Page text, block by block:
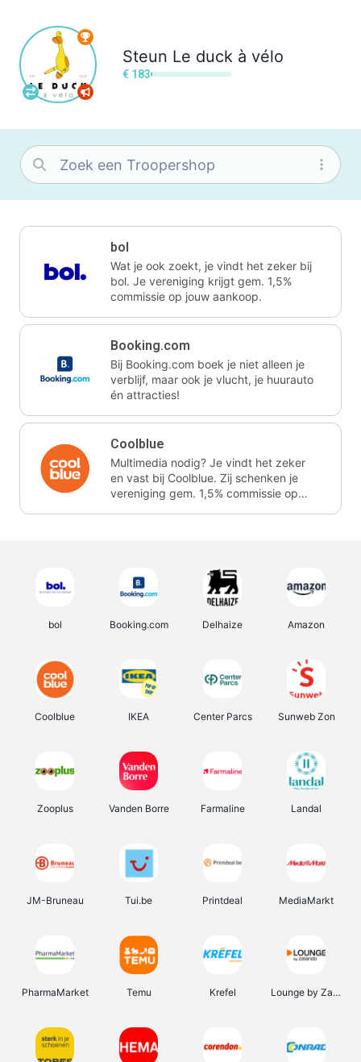
Steun Le duck à vélo
€ 183
bol
Wat je ook zoekt, je vindt het zeker bij
bol. Je vereniging krijgt gem. 1,5%
commissie op jouw aankoop.
Booking.com
Bij Booking.com boek je niet alleen je
verblijf, maar ook je vlucht, je huurauto
én attracties!
Coolblue
Multimedia nodig? Je vindt het zeker
en vast bij Coolblue. Zij schenken je
vereniging gem. 1,5% commissie op
bol Booking.com Delhaize Amazon
Coolblue IKEA Center Parcs Sunweb Zon
Zooplus Vanden Borre Farmaline Landal
JM-Bruneau Tui.be Printdeal MediaMarkt
PharmaMarket Temu Krefel Lounge by Zalando